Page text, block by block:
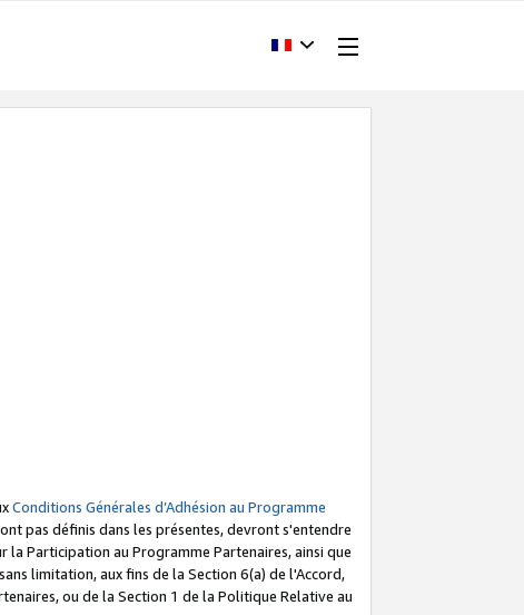
Conditions Générales d’Adhésion au Programme
pas définis dans les présentes, devront s'entendre
Participation au Programme Partenaires, ainsi que
limitation, aux fins de la Section 6(a) de l'Accord,
ou de la Section 1 de la Politique Relative au